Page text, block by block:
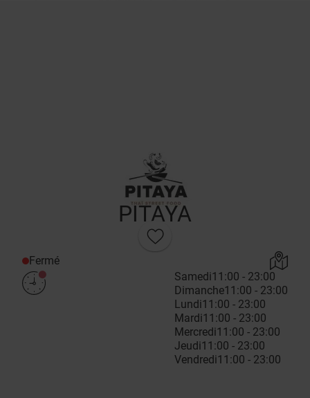
PITAYA
Fermé
Samedi11:00 - 23:00
Dimanche11:00 - 23:00
Lundi11:00 - 23:00
Mardi11:00 - 23:00
Mercredi11:00 - 23:00
Jeudi11:00 - 23:00
Vendredi11:00 - 23:00